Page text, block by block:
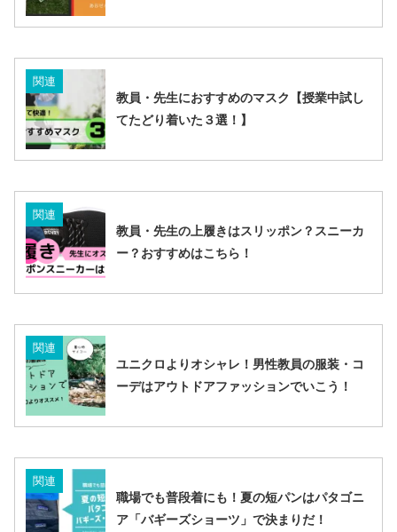
関連
教員・先生におすすめのマスク【授業中試し
てたどり着いた３選！】
関連
教員・先生の上履きはスリッポン？スニーカ
ー？おすすめはこちら！
関連
ユニクロよりオシャレ！男性教員の服装・コ
ーデはアウトドアファッションでいこう！
関連
職場でも普段着にも！夏の短パンはパタゴニ
ア「バギーズショーツ」で決まりだ！